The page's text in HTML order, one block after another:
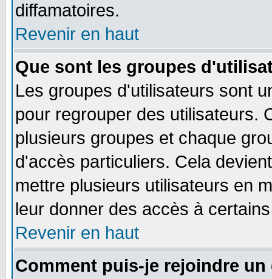
diffamatoires.
Revenir en haut
Que sont les groupes
Les groupes d'utilisateurs sont
pour regrouper des utilisateurs.
plusieurs groupes et chaque
d'accès particuliers. Cela
mettre plusieurs utilisateurs en
leur donner des accès à
Revenir en haut
Comment puis-je rejoindre